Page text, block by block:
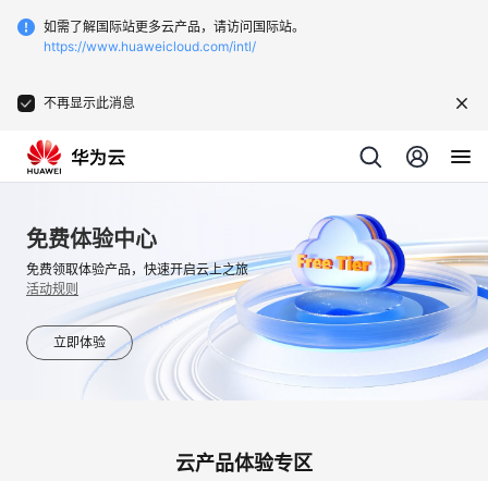
如需了解国际站更多云产品，请访问国际站。
https://www.huaweicloud.com/intl/
不再显示此消息
免费体验中心
免费领取体验产品，快速开启云上之旅
活动规则
立即体验
云产品体验专区